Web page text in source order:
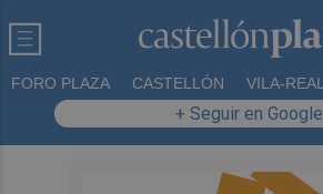
FORO PLAZA CASTELLÓN VILA-REAL
+ Seguir en Google